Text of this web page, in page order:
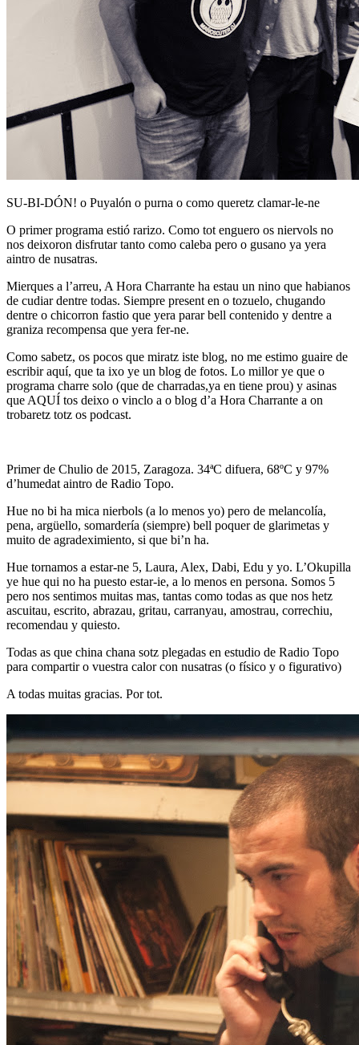
SU-BI-DÓN! o Puyalón o purna o como queretz clamar-le-ne
O primer programa estió rarizo. Como tot enguero os niervols no
nos deixoron disfrutar tanto como caleba pero o gusano ya yera
aintro de nusatras.
Mierques a l’arreu, A Hora Charrante ha estau un nino que habianos
de cudiar dentre todas. Siempre present en o tozuelo, chugando
dentre o chicorron fastio que yera parar bell contenido y dentre a
graniza recompensa que yera fer-ne.
Como sabetz, os pocos que miratz iste blog, no me estimo guaire de
escribir aquí, que ta ixo ye un blog de fotos. Lo millor ye que o
programa charre solo (que de charradas,ya en tiene prou) y asinas
que AQUÍ tos deixo o vinclo a o blog d’a Hora Charrante a on
trobaretz totz os podcast.
Primer de Chulio de 2015, Zaragoza. 34ªC difuera, 68ºC y 97%
d’humedat aintro de Radio Topo.
Hue no bi ha mica nierbols (a lo menos yo) pero de melancolía,
pena, argüello, somardería (siempre) bell poquer de glarimetas y
muito de agradeximiento, si que bi’n ha.
Hue tornamos a estar-ne 5, Laura, Alex, Dabi, Edu y yo. L’Okupilla
ye hue qui no ha puesto estar-ie, a lo menos en persona. Somos 5
pero nos sentimos muitas mas, tantas como todas as que nos hetz
ascuitau, escrito, abrazau, gritau, carranyau, amostrau, correchiu,
recomendau y quiesto.
Todas as que china chana sotz plegadas en estudio de Radio Topo
para compartir o vuestra calor con nusatras (o físico y o figurativo)
A todas muitas gracias. Por tot.